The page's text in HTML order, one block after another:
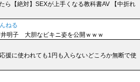
ら【絶対】SEXが上手くなる教科書AV 【中折れ
ねる
井明子 大胆なビキニ姿を公開ｗｗｗ
援に使われても1円も入らないどころか無断で使